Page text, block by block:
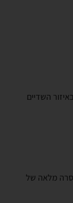
השדיים
מלאה של